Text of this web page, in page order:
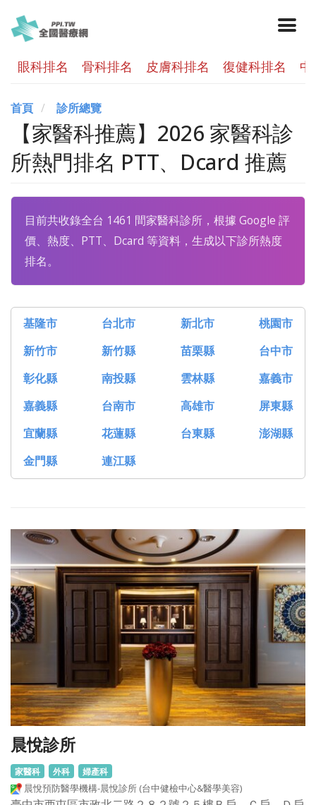
眼科排名 骨科排名 皮膚科排名 復健科排名
首頁 診所總覽
【家醫科推薦】2026 家醫科診
所熱門排名 PTT、Dcard 推薦
目前共收錄全台 1461 間家醫科診所，根據 Google 評
價、熱度、PTT、Dcard 等資料，生成以下診所熱度
排名。
基隆市 台北市 新北市
桃園市
新竹市
新竹縣 苗栗縣
台中市
彰化縣
南投縣 雲林縣
嘉義市
嘉義縣
台南市 高雄市
屏東縣
宜蘭縣
花蓮縣 台東縣
澎湖縣
金門縣
連江縣
晨悅診所
家醫科 外科 婦產科
晨悅預防醫學機構-晨悅診所 (台中健檢中心&醫學美容)